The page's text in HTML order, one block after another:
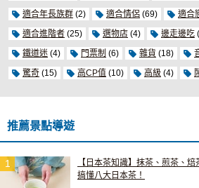
適合年長族群 (2) 適合情侶 (69) 適合
適合進階者 (25) 選物店 (4) 邊走邊吃
鐵道迷 (4) 門票制 (6) 雜貨 (18)
驚奇 (15) 高CP值 (10) 高級 (4)
推薦景點導遊
【日本茶知識】抹茶、煎茶、
搞懂八大日本茶！